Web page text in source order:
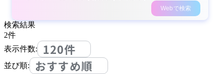
Webで検索
検索結果
2件
表示件数:
120件
並び順: おすすめ順